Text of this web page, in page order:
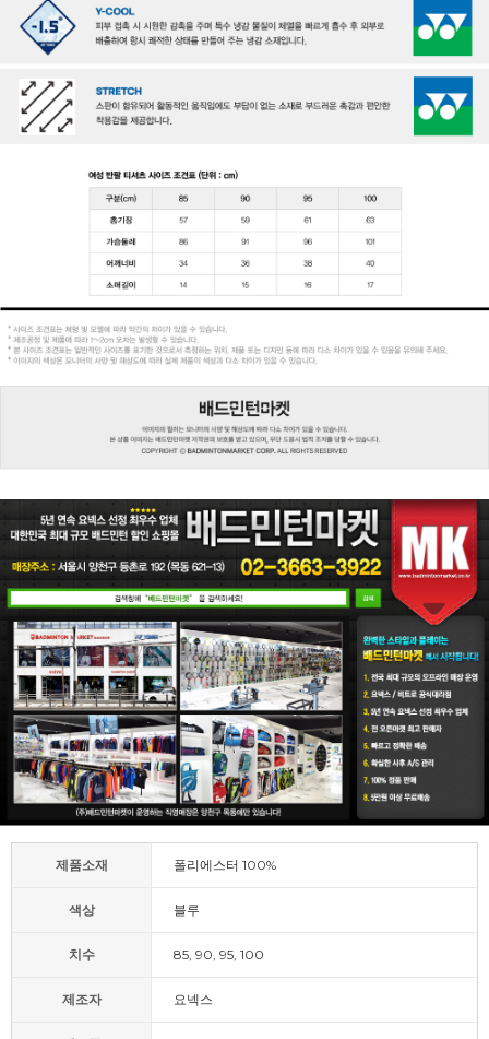
제품소재 폴리에스터 100%
색상 블루
치수 85, 90, 95, 100
제조자 요넥스